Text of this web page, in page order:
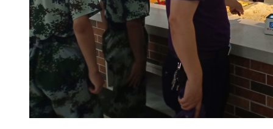
学院院长李尚益深入食堂检查工作